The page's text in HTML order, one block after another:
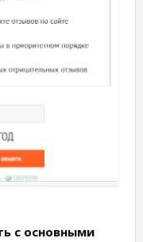
с основными